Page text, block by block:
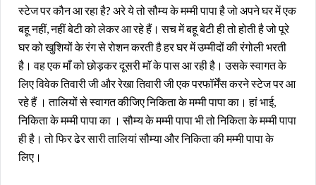
स्टेज पर कौन आ रहा है? अरे ये तो सौम्य के मम्मी पापा है जो अपने घर में एक
बहू नहीं, नहीं बेटी को लेकर आ रहे हैं। सच में बहू बेटी ही तो होती है जो पूरे
घर को खुशियों के रंग से रोशन करती है हर घर में उम्मीदों की रंगोली भरती
है। वह एक माँ को छोड़कर दूसरी माॅ के पास आ रही है। उसके स्वागत के
लिए विवेक तिवारी जी और रेखा तिवारी जी एक परफॉर्मेंस करने स्टेज पर आ
रहे हैं । तालियों से स्वागत कीजिए निकिता के मम्मी पापा का। हां भाई,
निकिता के मम्मी पापा का । सौम्य के मम्मी पापा भी तो निकिता के मम्मी पापा
ही है। तो फिर ढेर सारी तालियां सौम्या और निकिता की मम्मी पापा के
लिए।